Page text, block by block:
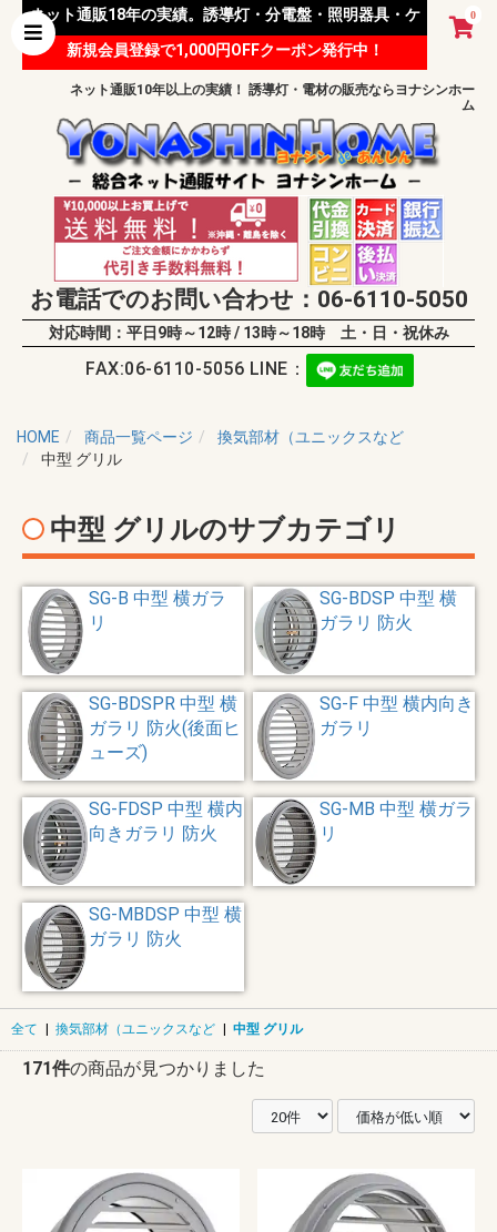
0
ネット通販18年の実績。誘導灯・分電盤・照明器具・ケ
ーブル等 様々な資材を取り扱っています。
新規会員登録で1,000円OFFクーポン発行中！
ネット通販10年以上の実績！ 誘導灯・電材の販売ならヨナシンホー
ム
お電話でのお問い合わせ：06-6110-5050
対応時間：平日9時～12時 / 13時～18時 土・日・祝休み
FAX:06-6110-5056 LINE：
HOME 商品一覧ページ
換気部材（ユニックスなど
中型 グリル
中型 グリルのサブカテゴリ
SG-B 中型 横ガラ
リ
SG-BDSP 中型 横
ガラリ 防火
SG-BDSPR 中型 横
ガラリ 防火(後面ヒ
ューズ)
SG-F 中型 横内向き
ガラリ
SG-FDSP 中型 横内
向きガラリ 防火
SG-MB 中型 横ガラ
リ
SG-MBDSP 中型 横
ガラリ 防火
全て | 換気部材（ユニックスなど | 中型 グリル
171件の商品が見つかりました